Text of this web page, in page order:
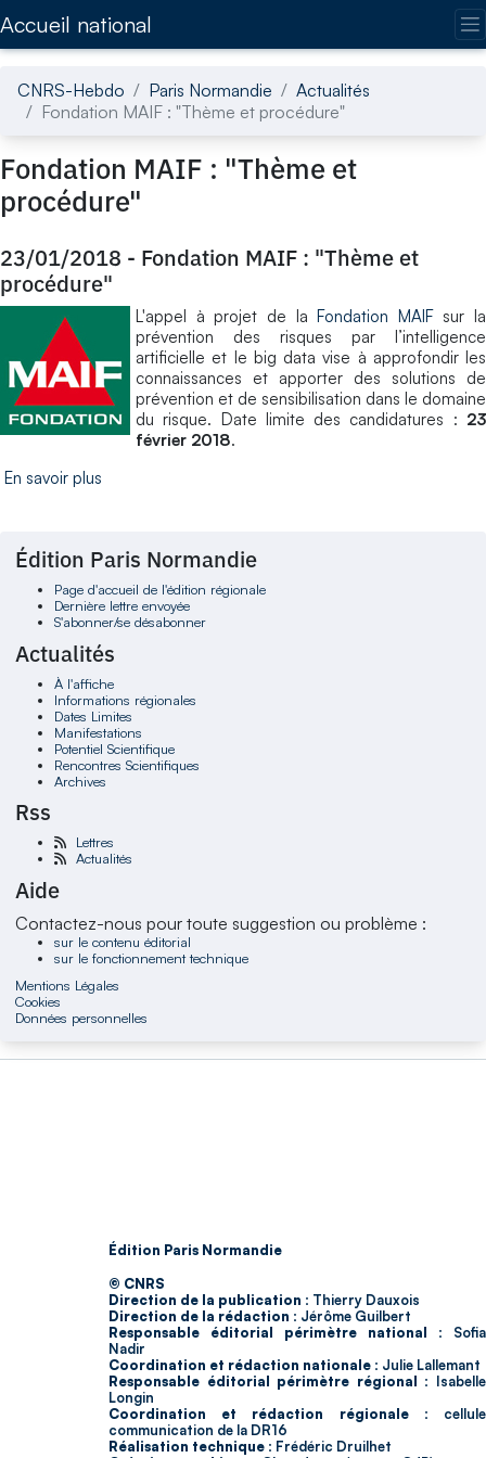
Accueil national
CNRS-Hebdo Paris Normandie
Actualités
Fondation MAIF : "Thème et procédure"
Fondation MAIF : "Thème et
procédure"
23/01/2018 - Fondation MAIF : "Thème et
procédure"
L'appel à projet de laFondation MAIFsur la
prévention des risques par l’intelligence
artificielle et le big data vise à approfondir les
connaissances et apporter des solutions de
prévention et de sensibilisation dans le domaine
du risque. Date limite des candidatures : 23
février 2018.
En savoir plus
Édition Paris Normandie
Page d'accueil de l'édition régionale
Dernière lettre envoyée
S'abonner/se désabonner
Actualités
À l'affiche
Informations régionales
Dates Limites
Manifestations
Potentiel Scientifique
Rencontres Scientifiques
Archives
Rss
Lettres
Actualités
Aide
Contactez-nous pour toute suggestion ou problème :
sur le contenu éditorial
sur le fonctionnement technique
Mentions Légales
Cookies
Données personnelles
Édition Paris Normandie
© CNRS
Direction de la publication : Thierry Dauxois
Direction de la rédaction : Jérôme Guilbert
Responsable éditorial périmètre national : Sofia
Nadir
Coordination et rédaction nationale : Julie Lallemant
Responsable éditorial périmètre régional : Isabelle
Longin
Coordination et rédaction régionale : cellule
communication de la DR16
Réalisation technique : Frédéric Druilhet